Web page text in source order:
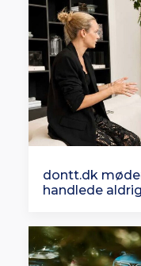
dontt.dk
handlede